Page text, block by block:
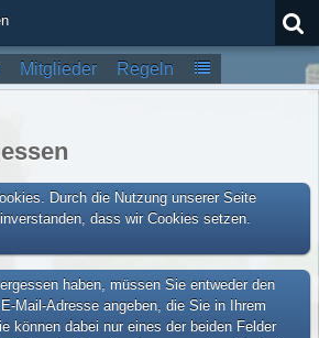
Mitglieder Regeln
Durch die Nutzung unserer Seite
dass wir Cookies setzen.
haben, müssen Sie entweder den
Mail-Adresse angeben, die Sie in Ihrem
können dabei nur eines der beiden Felder